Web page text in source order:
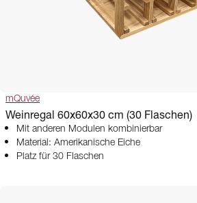
mQuvée
Weinregal 60x60x30 cm (30 Flaschen)
Mit anderen Modulen kombinierbar
Material: Amerikanische Eiche
Platz für 30 Flaschen